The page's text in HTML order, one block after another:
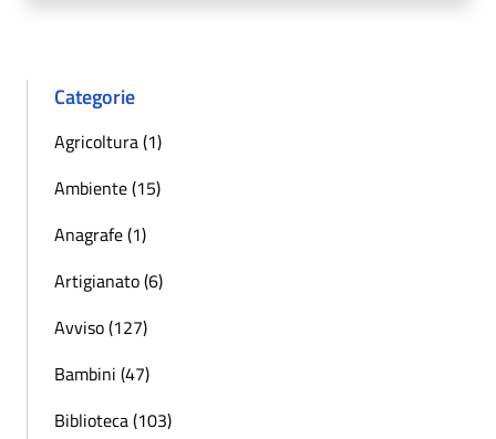
Categorie
Agricoltura (1)
Ambiente (15)
Anagrafe (1)
Artigianato (6)
Avviso (127)
Bambini (47)
Biblioteca (103)